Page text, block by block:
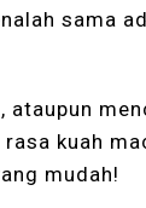
sama
kuah
mudah!